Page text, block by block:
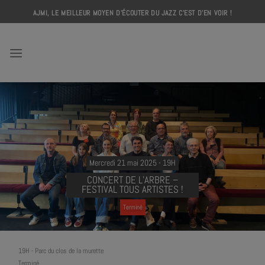
to
AJMI, LE MEILLEUR MOYEN D'ÉCOUTER DU JAZZ C'EST D'EN VOIR !
Mercredi 21 mai 2025 - 19H
CONCERT DE L’ARBRE –
FESTIVAL TOUS ARTISTES !
Terminé
19H - Parc du clos de la murette